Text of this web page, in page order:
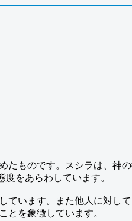
ものです。スシラは、神
をあらわしています。
います。また他人に対し
とを象徴しています。